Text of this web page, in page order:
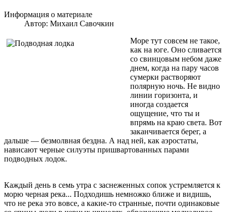
Информация о материале
Автор: Михаил Савочкин
Море тут совсем не такое,
как на юге. Оно сливается
со свинцовым небом даже
днем, когда на пару часов
сумерки растворяют
полярную ночь. Не видно
линии горизонта, и
иногда создается
ощущение, что ты и
впрямь на краю света. Вот
заканчивается берег, а
дальше — безмолвная бездна. А над ней, как аэростаты,
нависают черные силуэты пришвартованных парами
подводных лодок.
Каждый день в семь утра с заснеженных сопок устремляется к
морю черная река... Подходишь немножко ближе и видишь,
что не река это вовсе, а какие-то странные, почти одинаковые